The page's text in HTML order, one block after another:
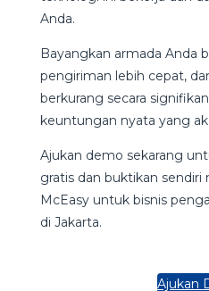
Anda.
Bayangkan armada Anda
pengiriman lebih cepat,
berkurang secara
keuntungan nyata yang
Ajukan demo sekarang
gratis dan buktikan sendiri
McEasy untuk bisnis
di Jakarta.
Ajukan